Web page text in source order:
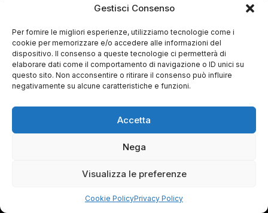
Gestisci Consenso
Per fornire le migliori esperienze, utilizziamo tecnologie come i
cookie per memorizzare e/o accedere alle informazioni del
dispositivo. Il consenso a queste tecnologie ci permetterà di
elaborare dati come il comportamento di navigazione o ID unici su
questo sito. Non acconsentire o ritirare il consenso può influire
negativamente su alcune caratteristiche e funzioni.
Accetta
Nega
Visualizza le preferenze
Cookie PolicyPrivacy Policy